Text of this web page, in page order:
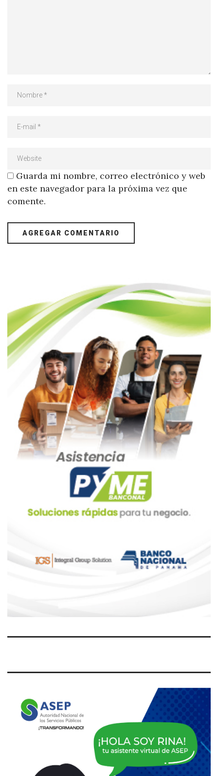
Guarda mi nombre, correo electrónico y web
en este navegador para la próxima vez que
comente.